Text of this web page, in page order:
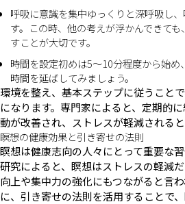
呼吸に意識を集中ゆっくりと深呼吸し
す。この時、他の考えが浮かんできて
すことが大切です。
時間を設定初めは5〜10分程度から始め
時間を延ばしてみましょう。
環境を整え、基本ステップに従うこと
になります。専門家によると、定期的
動が改善され、ストレスが軽減されると
瞑想の健康効果と引き寄せの法則
瞑想は健康志向の人々にとって重要な習
研究によると、瞑想はストレスの軽減
向上や集中力の強化にもつながると言
に、引き寄せの法則を活用することで